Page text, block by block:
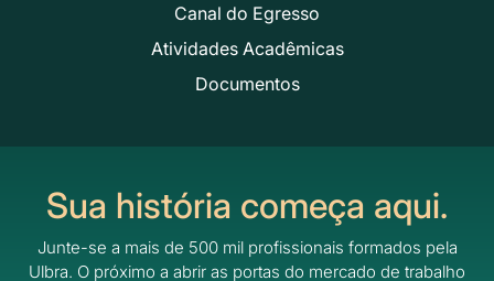
Canal do Egresso
Atividades Acadêmicas
Documentos
Sua história começa aqui.
Junte-se a mais de 500 mil profissionais formados pela
Ulbra. O próximo a abrir as portas do mercado de trabalho